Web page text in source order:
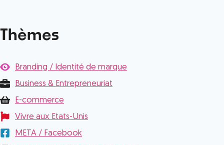
Thèmes
Branding / Identité de marque
Business & Entrepreneuriat
E-commerce
Vivre aux Etats-Unis
META / Facebook